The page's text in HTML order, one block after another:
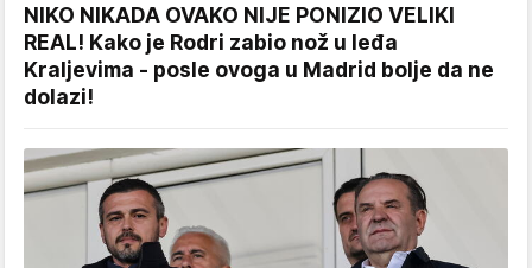
NIKO NIKADA OVAKO NIJE PONIZIO VELIKI
REAL! Kako je Rodri zabio nož u leđa
Kraljevima - posle ovoga u Madrid bolje da ne
dolazi!